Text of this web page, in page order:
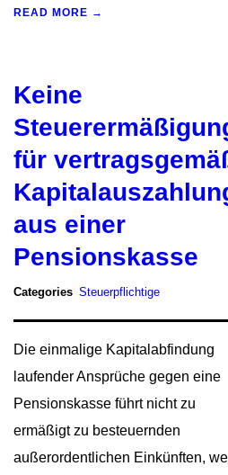
READ MORE →
Keine
für
aus einer
Pensionskasse
Categories Steuerpflichtige
Die einmalige Kapitalabfindung
laufender Ansprüche gegen eine
Pensionskasse führt nicht zu
ermäßigt zu besteuernden
außerordentlichen Einkünften,